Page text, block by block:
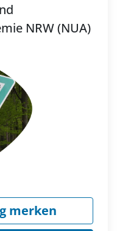
NRW (NUA)
merken